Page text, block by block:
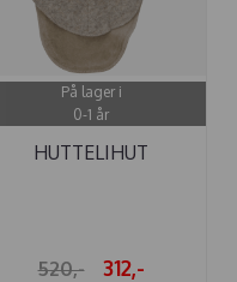
På lager i
0-1 år
HUTTELIHUT
520,- 312,-